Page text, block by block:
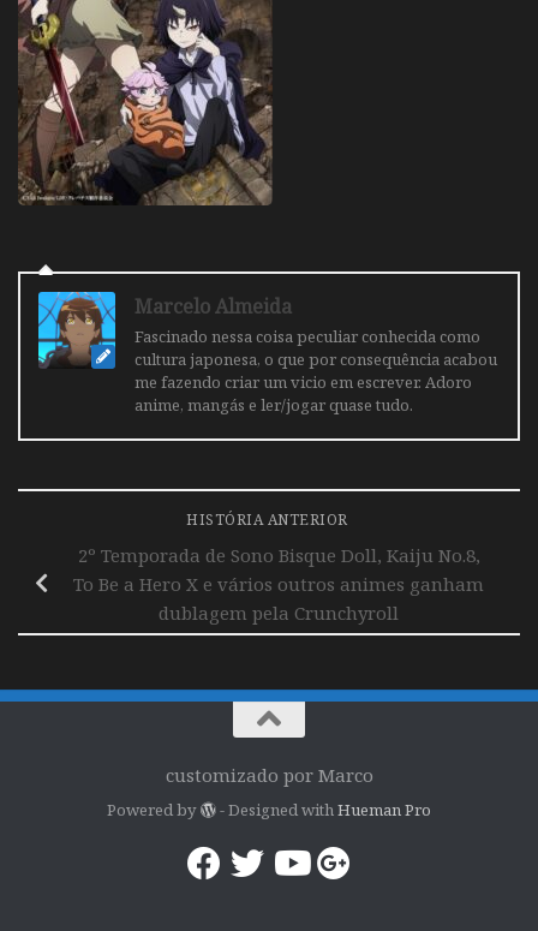
Marcelo Almeida
Fascinado nessa coisa peculiar conhecida como
cultura japonesa, o que por consequência acabou
me fazendo criar um vicio em escrever. Adoro
anime, mangás e ler/jogar quase tudo.
HISTÓRIA ANTERIOR
2º Temporada de Sono Bisque Doll, Kaiju No.8,
To Be a Hero X e vários outros animes ganham
dublagem pela Crunchyroll
customizado por Marco
Powered by - Designed with Hueman Pro